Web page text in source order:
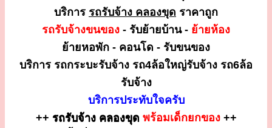
บริการ รถรับจ้าง คลองขุด ราคาถูก
รถรับจ้างขนของ - รับย้ายบ้าน - ย้ายห้อง
ย้ายหอพัก - คอนโด - รับขนของ
บริการ รถกระบะรับจ้าง รถ4ล้อใหญ่รับจ้าง รถ6ล้อ
รับจ้าง
บริการประทับใจครับ
++ รถรับจ้าง คลองขุด พร้อมเด็กยกของ++